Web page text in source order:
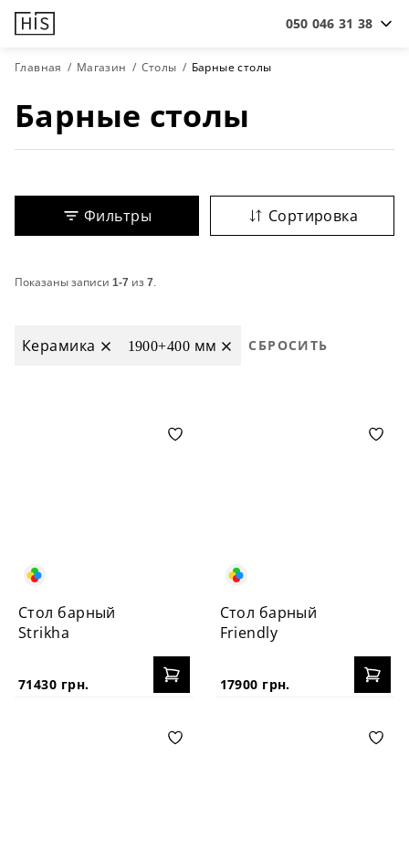
050 046 31 38
Главная Магазин Столы Барные столы
Барные столы
Фильтры Сортировка
Показаны записи 1-7 из7.
Керамика 1900+400 мм СБРОСИТЬ
Стол барный
Strikha
71430 грн.
Стол барный
Friendly
17900 грн.